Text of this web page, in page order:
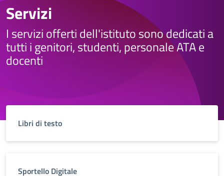
Servizi
I servizi offerti dell'istituto sono dedicati a
tutti i genitori, studenti, personale ATA e
docenti
Libri di testo
Sportello Digitale